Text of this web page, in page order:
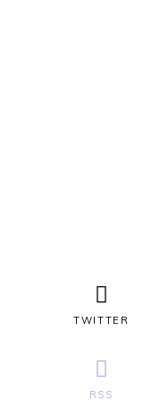
TWITTER
RSS